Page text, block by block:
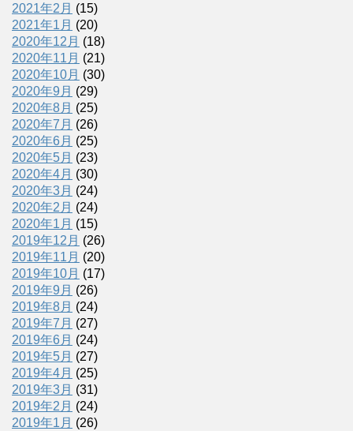
2021年2月 (15)
2021年1月 (20)
2020年12月 (18)
2020年11月 (21)
2020年10月 (30)
2020年9月 (29)
2020年8月 (25)
2020年7月 (26)
2020年6月 (25)
2020年5月 (23)
2020年4月 (30)
2020年3月 (24)
2020年2月 (24)
2020年1月 (15)
2019年12月 (26)
2019年11月 (20)
2019年10月 (17)
2019年9月 (26)
2019年8月 (24)
2019年7月 (27)
2019年6月 (24)
2019年5月 (27)
2019年4月 (25)
2019年3月 (31)
2019年2月 (24)
2019年1月 (26)